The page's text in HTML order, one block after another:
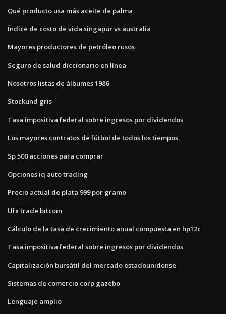
Qué producto usa más aceite de palma
Índice de costo de vida singapur vs australia
Mayores productores de petróleo rusos
Seguro de salud diccionario en línea
Nosotros listas de álbumes 1986
Stockund gris
Tasa impositiva federal sobre ingresos por dividendos
Los mayores contratos de fútbol de todos los tiempos.
Sp 500 acciones para comprar
Opciones iq auto trading
Precio actual de plata 999 por gramo
Ufx trade bitcoin
Cálculo de la tasa de crecimiento anual compuesta en hp12c
Tasa impositiva federal sobre ingresos por dividendos
Capitalización bursátil del mercado estadounidense
Sistemas de comercio corp gazebo
Lenguaje amplio